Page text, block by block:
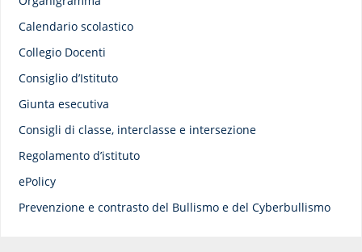
Calendario scolastico
Collegio Docenti
Consiglio d’Istituto
Giunta esecutiva
Consigli di classe, interclasse e intersezione
Regolamento d’istituto
ePolicy
Prevenzione e contrasto del Bullismo e del Cyberbullismo